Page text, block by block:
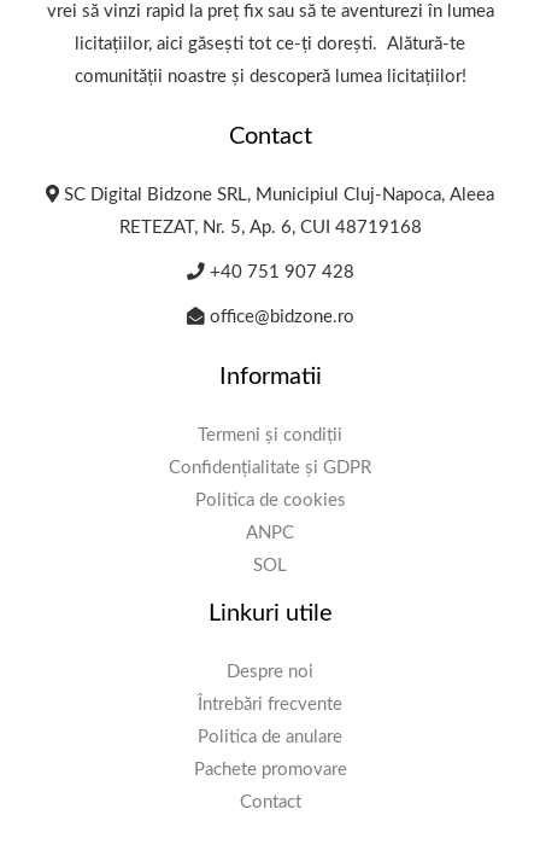
vrei să vinzi rapid la preț fix sau să te aventurezi în lumea
licitațiilor, aici găsești tot ce-ți dorești. Alătură-te
comunității noastre și descoperă lumea licitațiilor!
Contact
SC Digital Bidzone SRL, Municipiul Cluj-Napoca, Aleea
RETEZAT, Nr. 5, Ap. 6, CUI 48719168
+40 751 907 428
office@bidzone.ro
Informatii
Termeni și condiții
Confidențialitate și GDPR
Politica de cookies
ANPC
SOL
Linkuri utile
Despre noi
Întrebări frecvente
Politica de anulare
Pachete promovare
Contact